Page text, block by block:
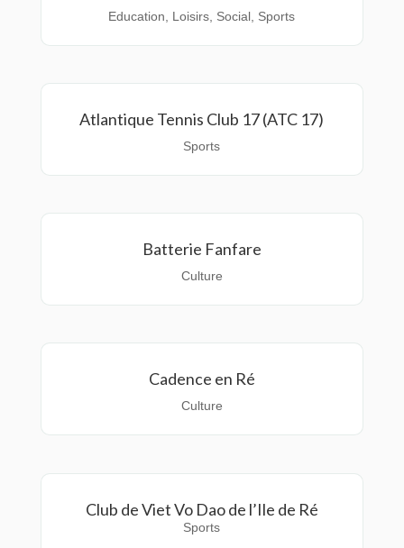
Education Loisirs Social Sports
Atlantique Tennis Club 17 (ATC 17)
Sports
Batterie Fanfare
Culture
Cadence en Ré
Culture
Club de Viet Vo Dao de l’Ile de Ré
Sports